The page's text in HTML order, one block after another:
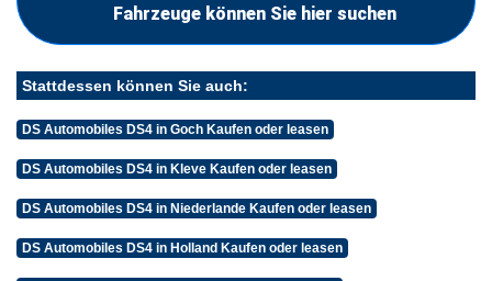
Fahrzeuge können Sie hier suchen
Stattdessen können Sie auch:
DS Automobiles DS4 in Goch Kaufen oder leasen
DS Automobiles DS4 in Kleve Kaufen oder leasen
DS Automobiles DS4 in Niederlande Kaufen oder leasen
DS Automobiles DS4 in Holland Kaufen oder leasen